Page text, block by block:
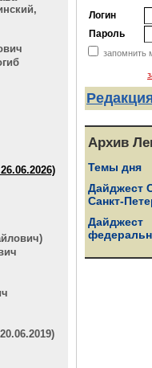
Логин
Пароль
запомнить
Архив
Темы дня
Дайджест
Санкт-
Дайджест